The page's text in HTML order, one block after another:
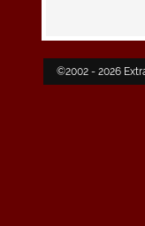
©2002 - 2026